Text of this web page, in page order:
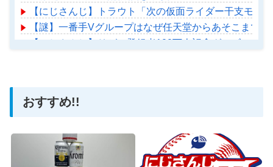
【にじさんじ】トラウト「次の仮面ライダー干支モ
【謎】一番手Vグループはなぜ任天堂からあそこまで
【にじさんじ】リゼの登録者100万人記念グッズに折
おすすめ!!